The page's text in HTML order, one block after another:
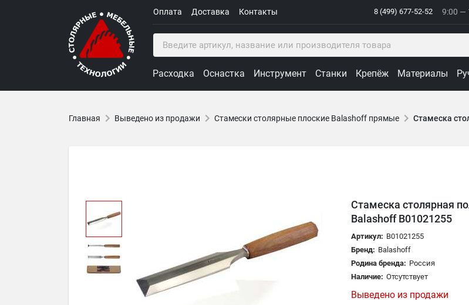
Оплата Доставка Контакты 8 (499) 677-52-52 9:00 —
Расходка Оснастка Инструмент Станки Крепёж Материалы
Главная Выведено из продажи Стамески столярные плоские Balashoff прямые Стамеска
Стамеска столярная
Balashoff B01021255
Артикул: B01021255
Бренд: Balashoff
Родина бренда: Россия
Наличие: Отсутствует
Выведено из продажи